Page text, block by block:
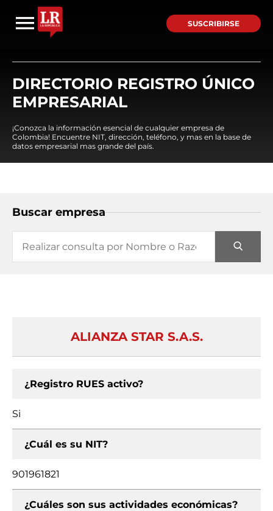
SUSCRIBIRSE
DIRECTORIO REGISTRO ÚNICO
EMPRESARIAL
¡Conozca la información esencial de cualquier empresa de
Colombia! Encuentre NIT, dirección, teléfono, y mas en la base de
datos empresarial mas grande del país.
Buscar empresa
ALIANZA STAR S.A.S.
¿Registro RUES activo?
Si
¿Cuál es su NIT?
901961821
¿Cuáles son sus actividades económicas?